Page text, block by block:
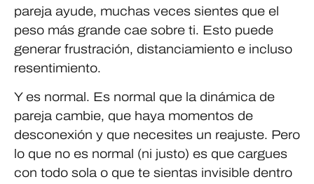
pareja ayude, muchas veces sientes que el
peso más grande cae sobre ti. Esto puede
generar frustración, distanciamiento e incluso
resentimiento.
Y es normal. Es normal que la dinámica de
pareja cambie, que haya momentos de
desconexión y que necesites un reajuste. Pero
lo que no es normal (ni justo) es que cargues
con todo sola o que te sientas invisible dentro